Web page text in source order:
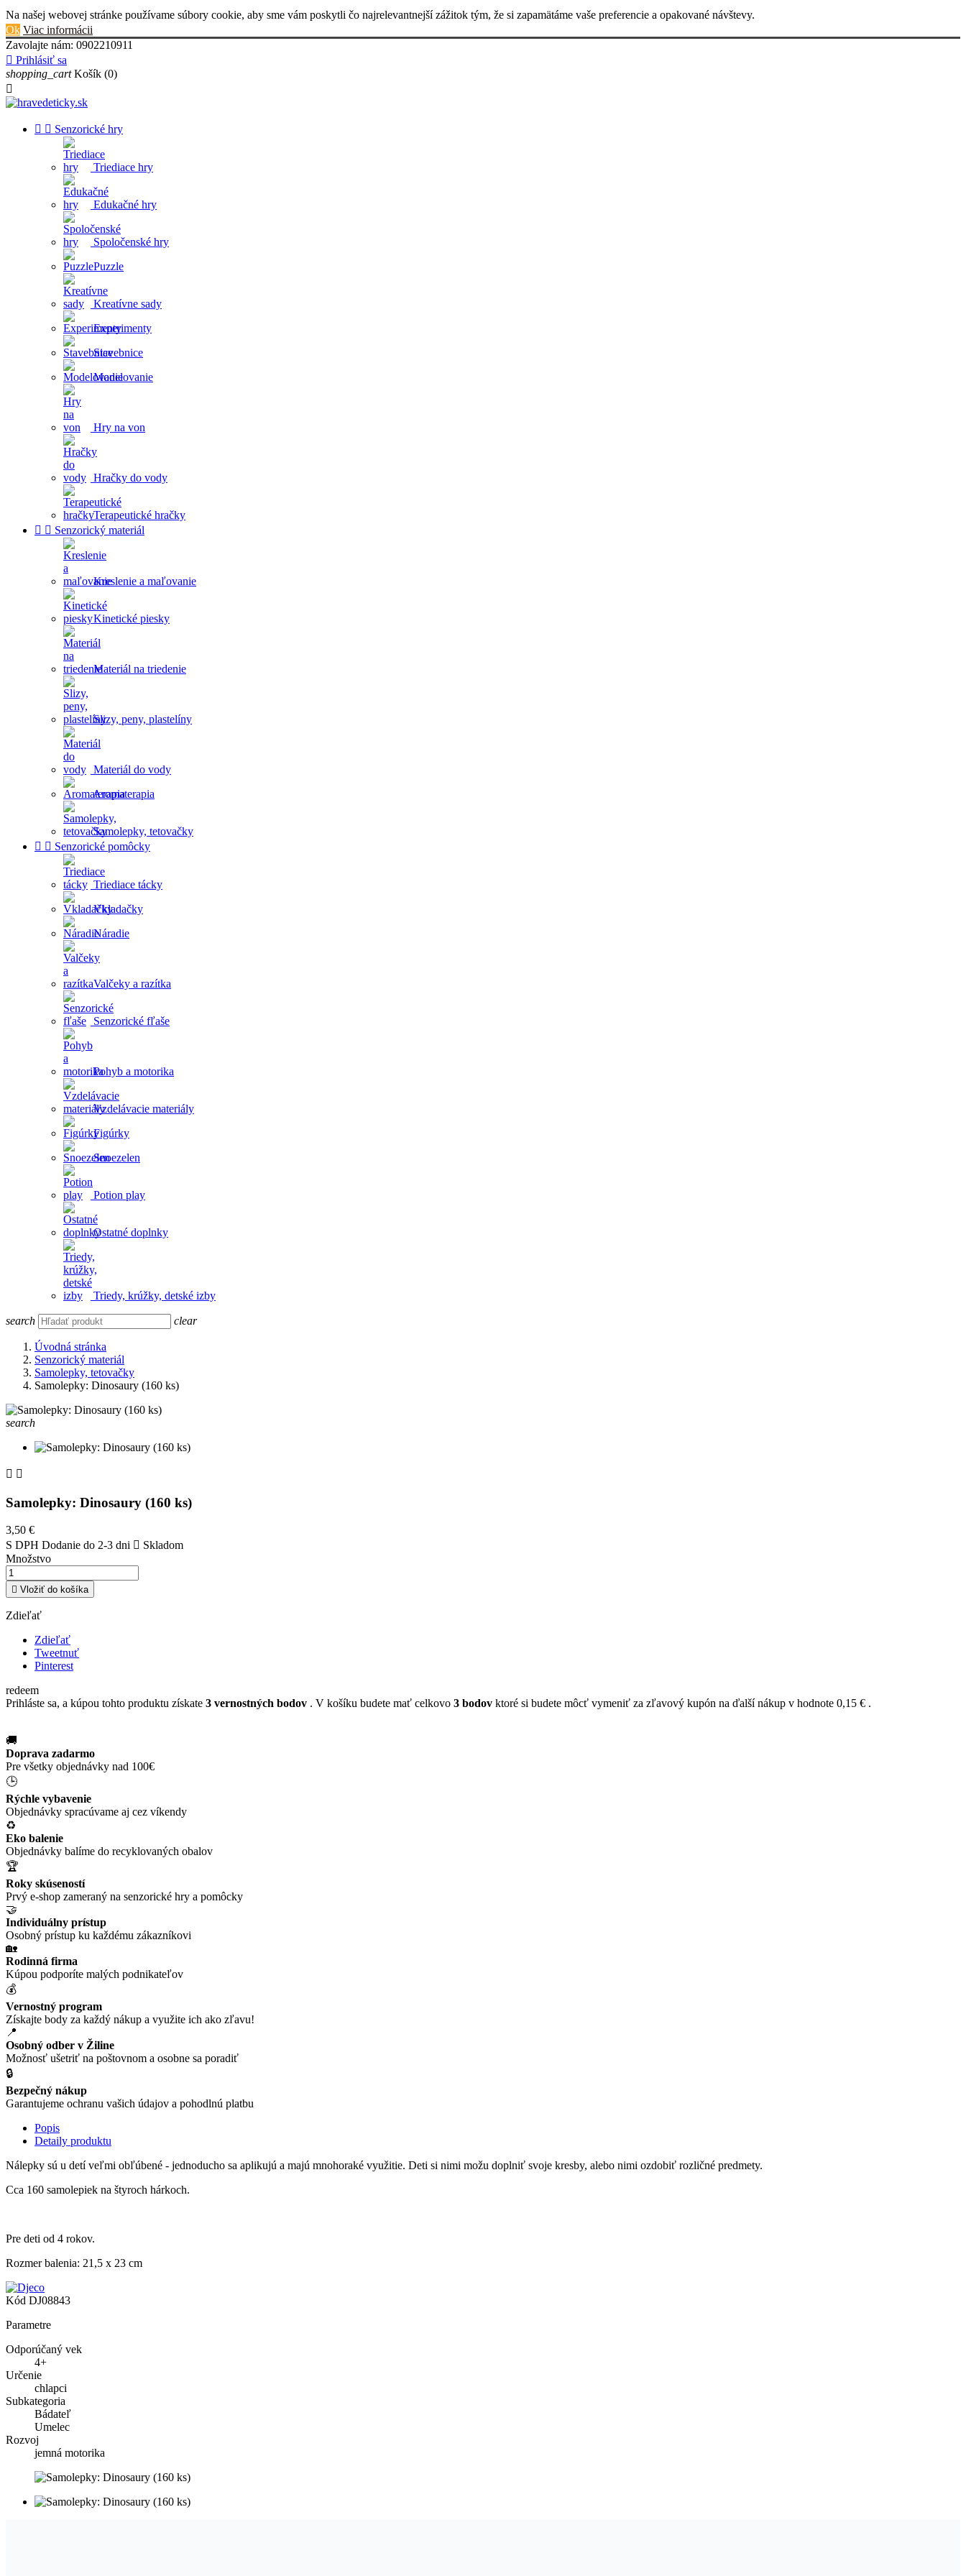
Na našej webovej stránke používame súbory cookie, aby sme vám poskytli čo najrelevantnejší zážitok tým, že si zapamätáme vaše preferencie a opakované návštevy.
Ok Viac informácii
Zavolajte nám: 0902210911
 Prihlásiť sa
shopping_cart Košík (0)

  Senzorické hry
Triediace hry
Edukačné hry
Spoločenské hry
Puzzle
Kreatívne sady
Experimenty
Stavebnice
Modelovanie
Hry na von
Hračky do vody
Terapeutické hračky
  Senzorický materiál
Kreslenie a maľovanie
Kinetické piesky
Materiál na triedenie
Slizy, peny, plastelíny
Materiál do vody
Aromaterapia
Samolepky, tetovačky
  Senzorické pomôcky
Triediace tácky
Vkladačky
Náradie
Valčeky a razítka
Senzorické fľaše
Pohyb a motorika
Vzdelávacie materiály
Figúrky
Snoezelen
Potion play
Ostatné doplnky
Triedy, krúžky, detské izby
search clear
Úvodná stránka
Senzorický materiál
Samolepky, tetovačky
Samolepky: Dinosaury (160 ks)
search
 
Samolepky: Dinosaury (160 ks)
3,50 €
S DPH Dodanie do 2-3 dni  Skladom
Množstvo
 Vložiť do košíka
Zdieľať
Zdieľať
Tweetnuť
Pinterest
redeem
Prihláste sa, a kúpou tohto produktu získate 3 vernostných bodov . V košíku budete mať celkovo 3 bodov ktoré si budete môcť vymeniť za zľavový kupón na ďalší nákup v hodnote 0,15 € .
🚚
Doprava zadarmo
Pre všetky objednávky nad 100€
🕒
Rýchle vybavenie
Objednávky spracúvame aj cez víkendy
♻️
Eko balenie
Objednávky balíme do recyklovaných obalov
🏆
Roky skúseností
Prvý e-shop zameraný na senzorické hry a pomôcky
🤝
Individuálny prístup
Osobný prístup ku každému zákazníkovi
🏡
Rodinná firma
Kúpou podporíte malých podnikateľov
💰
Vernostný program
Získajte body za každý nákup a využite ich ako zľavu!
📍
Osobný odber v Žiline
Možnosť ušetriť na poštovnom a osobne sa poradiť
🔒
Bezpečný nákup
Garantujeme ochranu vašich údajov a pohodlnú platbu
Popis
Detaily produktu
Nálepky sú u detí veľmi obľúbené - jednoducho sa aplikujú a majú mnohoraké využitie. Deti si nimi možu doplniť svoje kresby, alebo nimi ozdobiť rozličné predmety.
Cca 160 samolepiek na štyroch hárkoch.
Pre deti od 4 rokov.
Rozmer balenia: 21,5 x 23 cm
Kód DJ08843
Parametre
Odporúčaný vek
4+
Určenie
chlapci
Subkategoria
Bádateľ
Umelec
Rozvoj
jemná motorika